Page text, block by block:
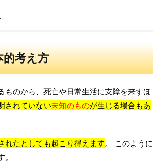
的考え方
ものから、死亡や日常生活に支障を来すほ
されていない未知のものが生じる場合もあ
れたとしても起こり得えます。 このように